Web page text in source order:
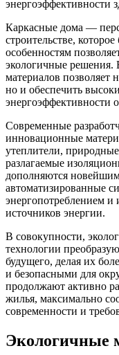
энергоэффективности
Каркасные дома —
строительстве,
особенностям
экологичные решения.
материалов позволяет
но и обеспечить
энергоэффективности
Современные
инновационные
утеплители,
разлагаемые
дополняются
автоматизированные
энергопотреблением и
источников энергии.
В совокупности,
технологии
будущего, делая их
и безопасными для
продолжают активно
жилья, максимально
современности и
Экологичные